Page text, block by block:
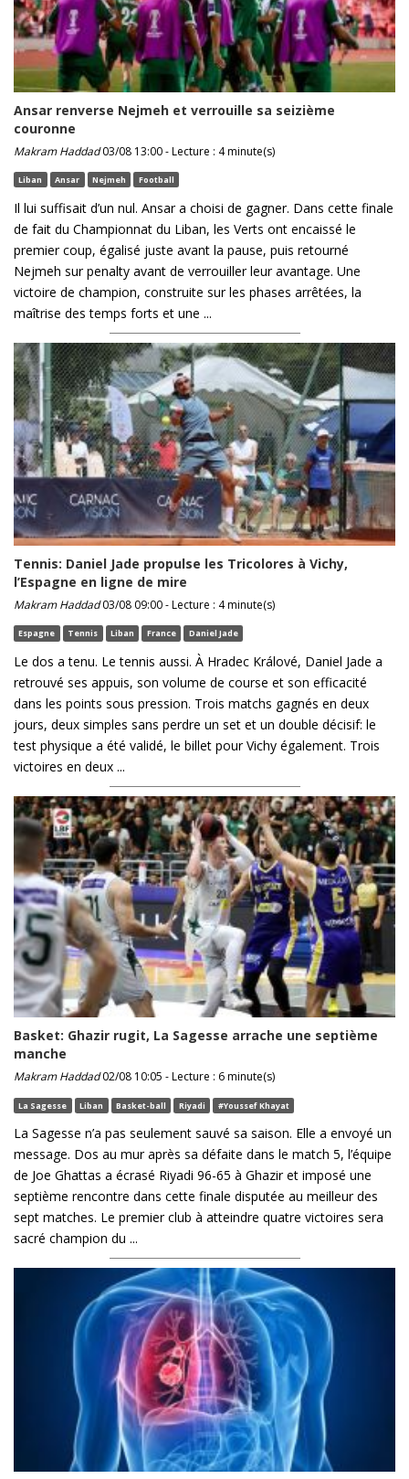
Ansar renverse Nejmeh et verrouille sa seizième
couronne
Makram Haddad03/08 13:00 - Lecture : 4 minute(s)
Liban Ansar Nejmeh Football
Il lui suffisait d’un nul. Ansar a choisi de gagner. Dans cette finale
de fait du Championnat du Liban, les Verts ont encaissé le
premier coup, égalisé juste avant la pause, puis retourné
Nejmeh sur penalty avant de verrouiller leur avantage. Une
victoire de champion, construite sur les phases arrêtées, la
maîtrise des temps forts et une ...
Tennis: Daniel Jade propulse les Tricolores à Vichy,
l’Espagne en ligne de mire
Makram Haddad03/08 09:00 - Lecture : 4 minute(s)
Espagne Tennis Liban France Daniel Jade
Le dos a tenu. Le tennis aussi. À Hradec Králové, Daniel Jade a
retrouvé ses appuis, son volume de course et son efficacité
dans les points sous pression. Trois matchs gagnés en deux
jours, deux simples sans perdre un set et un double décisif: le
test physique a été validé, le billet pour Vichy également. Trois
victoires en deux ...
Basket: Ghazir rugit, La Sagesse arrache une septième
manche
Makram Haddad02/08 10:05 - Lecture : 6 minute(s)
La Sagesse Liban Basket-ball Riyadi #Youssef Khayat
La Sagesse n’a pas seulement sauvé sa saison. Elle a envoyé un
message. Dos au mur après sa défaite dans le match 5, l’équipe
de Joe Ghattas a écrasé Riyadi 96-65 à Ghazir et imposé une
septième rencontre dans cette finale disputée au meilleur des
sept matches. Le premier club à atteindre quatre victoires sera
sacré champion du ...